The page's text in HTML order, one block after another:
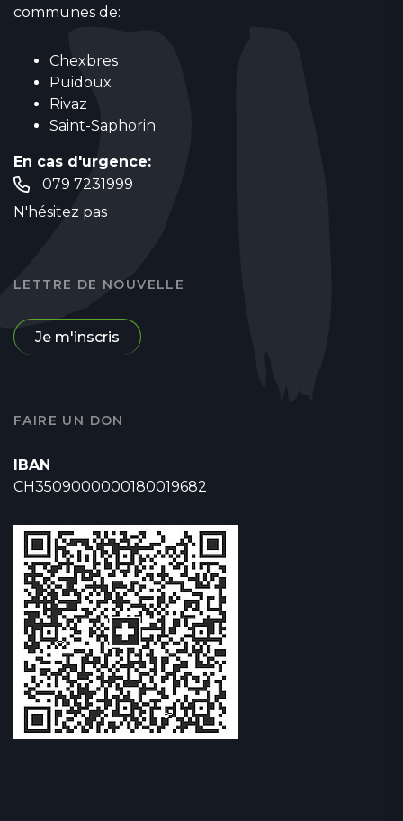
communes de:
Chexbres
Puidoux
Rivaz
Saint-Saphorin
En cas d'urgence:
079 7231999
N'hésitez pas
LETTRE DE NOUVELLE
Je m'inscris
FAIRE UN DON
IBAN
CH3509000000180019682